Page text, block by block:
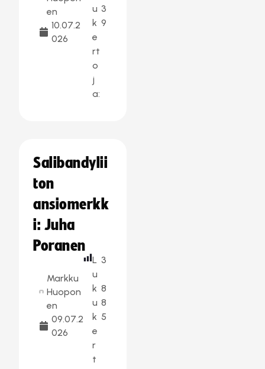
en
10.07.2
026
u
k
e
rt
o
j
a:
3
9
Salibandylii
ton
ansiomerkk
i: Juha
Poranen
Markku
Huopon
en
09.07.2
026
L
u
k
u
k
e
r
t
3
8
8
5